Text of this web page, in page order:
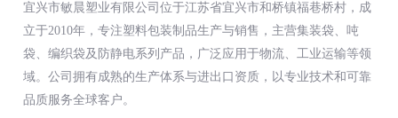
宜兴市敏晨塑业有限公司位于江苏省宜兴市和桥镇福巷桥村，成
立于2010年，专注塑料包装制品生产与销售，主营集装袋、吨
袋、编织袋及防静电系列产品，广泛应用于物流、工业运输等领
域。公司拥有成熟的生产体系与进出口资质，以专业技术和可靠
品质服务全球客户。